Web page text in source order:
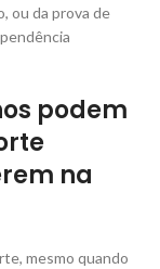
ou da prova de
podem
na
mesmo quando